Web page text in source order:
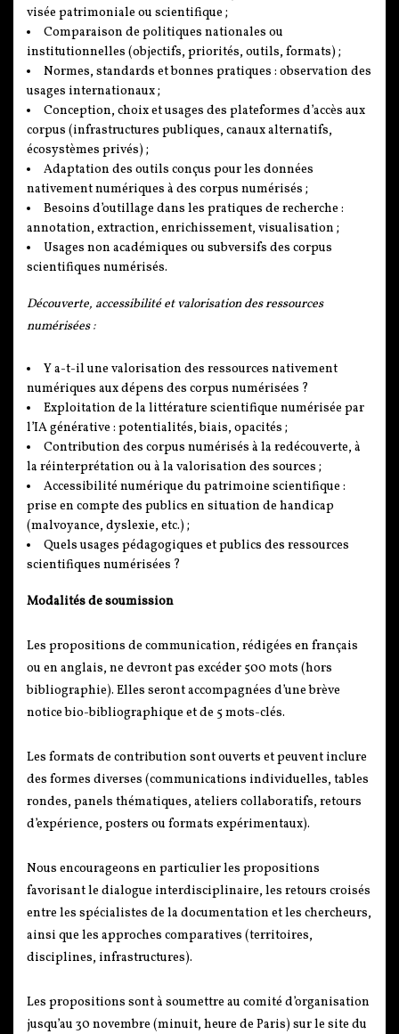
visée patrimoniale ou scientifique ;
Comparaison de politiques nationales ou
institutionnelles (objectifs, priorités, outils, formats) ;
Normes, standards et bonnes pratiques : observation des
usages internationaux ;
Conception, choix et usages des plateformes d’accès aux
corpus (infrastructures publiques, canaux alternatifs,
écosystèmes privés) ;
Adaptation des outils conçus pour les données
nativement numériques à des corpus numérisés ;
Besoins d’outillage dans les pratiques de recherche :
annotation, extraction, enrichissement, visualisation ;
Usages non académiques ou subversifs des corpus
scientifiques numérisés.
Découverte, accessibilité et valorisation des ressources
numérisées :
Y a-t-il une valorisation des ressources nativement
numériques aux dépens des corpus numérisées ?
Exploitation de la littérature scientifique numérisée par
l’IA générative : potentialités, biais, opacités ;
Contribution des corpus numérisés à la redécouverte, à
la réinterprétation ou à la valorisation des sources ;
Accessibilité numérique du patrimoine scientifique :
prise en compte des publics en situation de handicap
(malvoyance, dyslexie, etc.) ;
Quels usages pédagogiques et publics des ressources
scientifiques numérisées ?
Modalités de soumission
Les propositions de communication, rédigées en français
ou en anglais, ne devront pas excéder 500 mots (hors
bibliographie). Elles seront accompagnées d’une brève
notice bio-bibliographique et de 5 mots-clés.
Les formats de contribution sont ouverts et peuvent inclure
des formes diverses (communications individuelles, tables
rondes, panels thématiques, ateliers collaboratifs, retours
d’expérience, posters ou formats expérimentaux).
Nous encourageons en particulier les propositions
favorisant le dialogue interdisciplinaire, les retours croisés
entre les spécialistes de la documentation et les chercheurs,
ainsi que les approches comparatives (territoires,
disciplines, infrastructures).
Les propositions sont à soumettre au comité d’organisation
jusqu’au 30 novembre (minuit, heure de Paris) sur le site du